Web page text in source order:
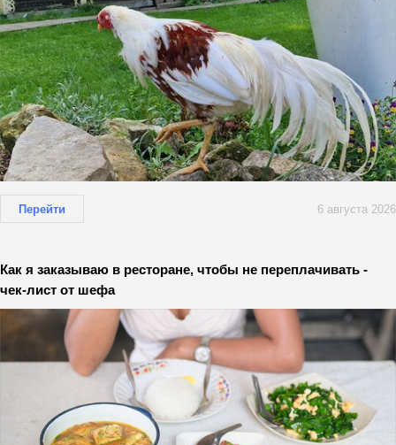
Перейти 6 августа 2026
Как я заказываю в ресторане, чтобы не переплачивать -
чек-лист от шефа